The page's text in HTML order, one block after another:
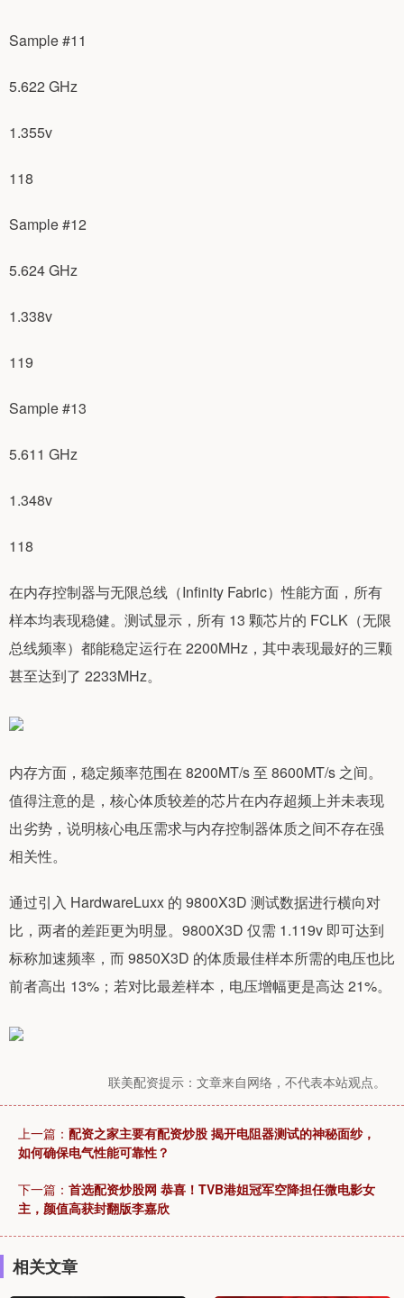
Sample #11
5.622 GHz
1.355v
118
Sample #12
5.624 GHz
1.338v
119
Sample #13
5.611 GHz
1.348v
118
在内存控制器与无限总线（Infinity Fabric）性能方面，所有
样本均表现稳健。测试显示，所有 13 颗芯片的 FCLK（无限
总线频率）都能稳定运行在 2200MHz，其中表现最好的三颗
甚至达到了 2233MHz。
内存方面，稳定频率范围在 8200MT/s 至 8600MT/s 之间。
值得注意的是，核心体质较差的芯片在内存超频上并未表现
出劣势，说明核心电压需求与内存控制器体质之间不存在强
相关性。
通过引入 HardwareLuxx 的 9800X3D 测试数据进行横向对
比，两者的差距更为明显。9800X3D 仅需 1.119v 即可达到
标称加速频率，而 9850X3D 的体质最佳样本所需的电压也比
前者高出 13%；若对比最差样本，电压增幅更是高达 21%。
联美配资提示：文章来自网络，不代表本站观点。
上一篇： 配资之家主要有配资炒股 揭开电阻器测试的神秘面纱，
如何确保电气性能可靠性？
下一篇： 首选配资炒股网 恭喜！TVB港姐冠军空降担任微电影女
主，颜值高获封翻版李嘉欣
相关文章